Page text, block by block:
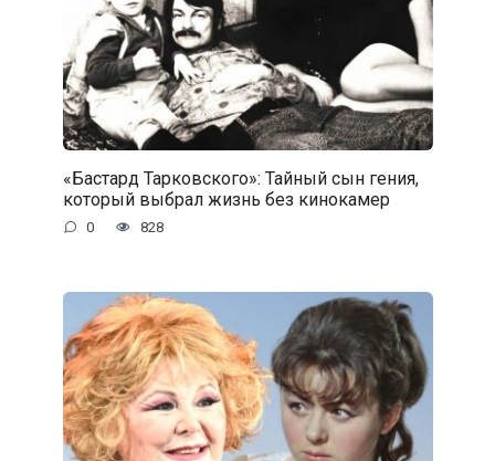
«Бастард Тарковского»: Тайный сын гения,
который выбрал жизнь без кинокамер
0 828